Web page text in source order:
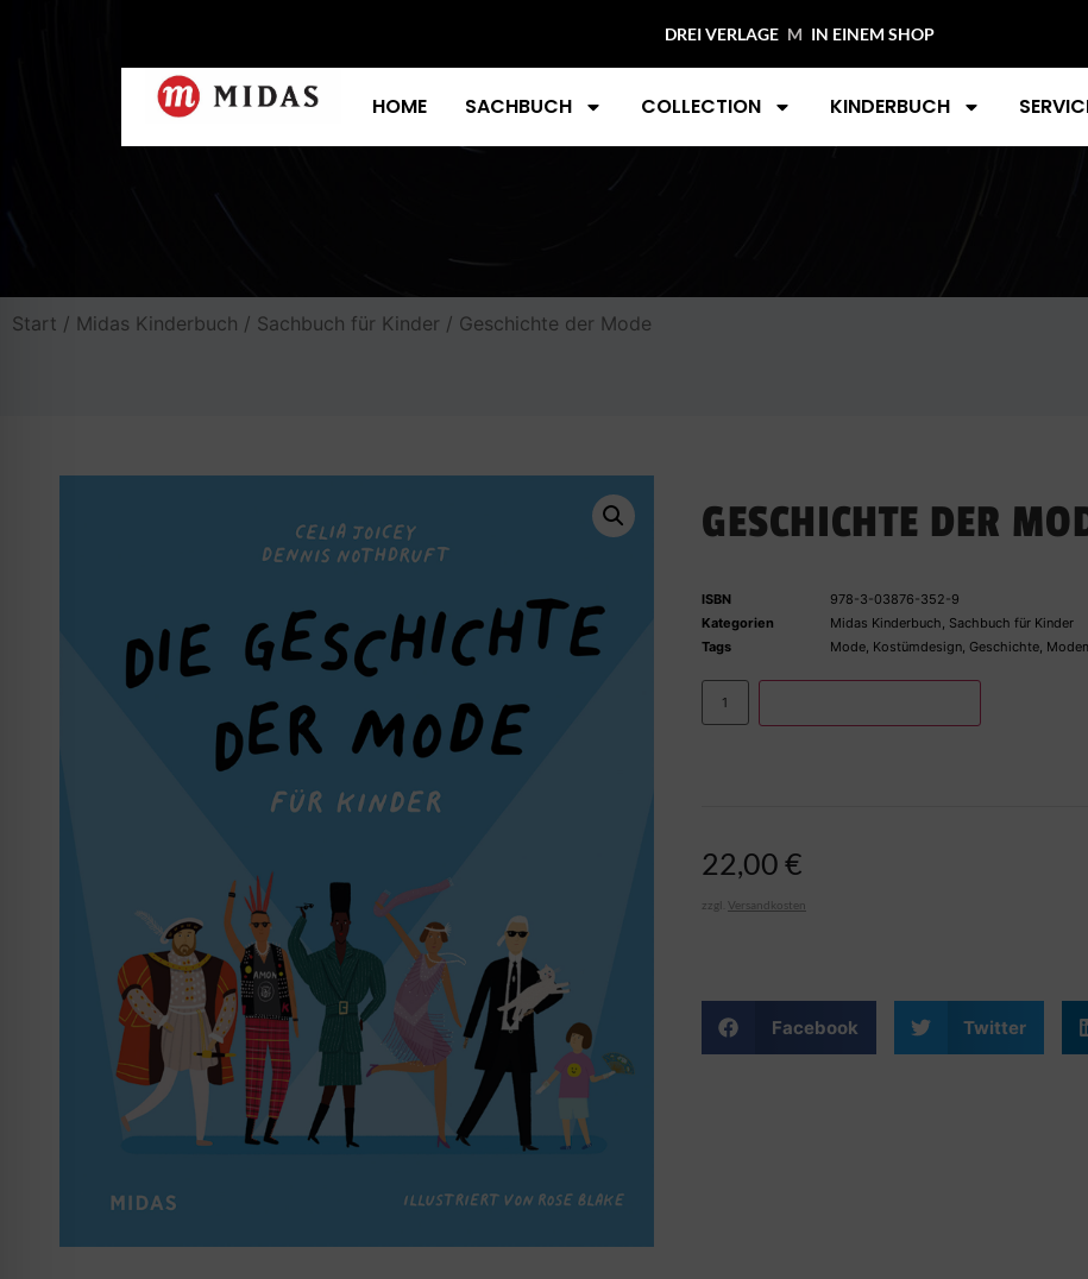
DREI VERLAGE MIDAS C IN EINEM SHOP
HOME SACHBUCH COLLECTION KINDERBUCH
Start / Midas Kinderbuch / Sachbuch für Kinder / Geschichte der Mode
GESCHICHTE DER
ISBN
978-3-03876-352-9
Kategorien
Midas Kinderbuch, Sachbuch für Kinder
Tags
Mode, Kostümdesign, Geschichte,
22,00 €
zzgl. Versandkosten
Facebook Twitter